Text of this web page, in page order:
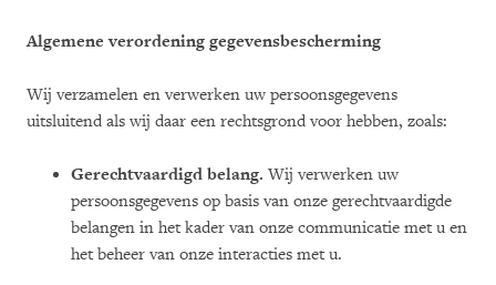
Algemene verordening gegevensbescherming
Wij verzamelen en verwerken uw persoonsgegevens
uitsluitend als wij daar een rechtsgrond voor hebben, zoals:
Gerechtvaardigd belang. Wij verwerken uw
persoonsgegevens op basis van onze gerechtvaardigde
belangen in het kader van onze communicatie met u en
het beheer van onze interacties met u.